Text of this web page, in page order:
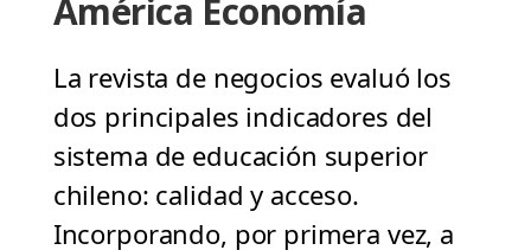
América Economía
La revista de negocios evaluó los
dos principales indicadores del
sistema de educación superior
chileno: calidad y acceso.
Incorporando, por primera vez, a